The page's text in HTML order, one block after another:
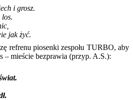
i grosz.
los.
jak żyć.
refrenu piosenki zespołu TURBO, aby
– mieście bezprawia (przyp. A.S.):